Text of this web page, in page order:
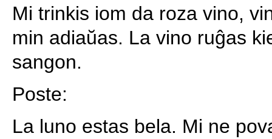
Mi trinkis iom da roza vino,
min adiaŭas. La vino ruĝas
sangon.
Poste:
La luno estas bela. Mi ne